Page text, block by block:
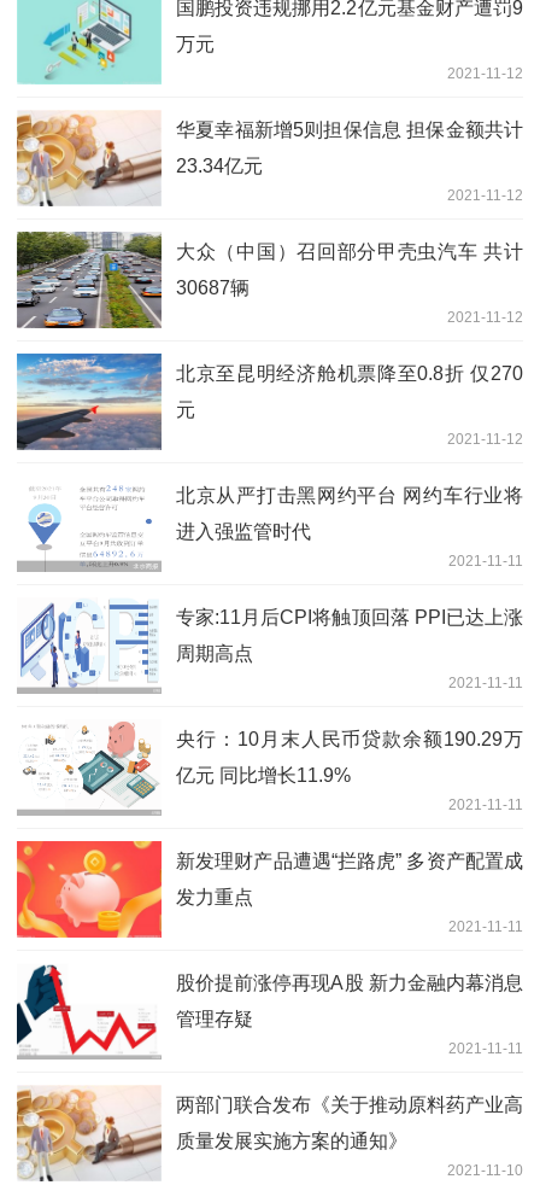
国鹏投资违规挪用2.2亿元基金财产遭罚9
万元
2021-11-12
华夏幸福新增5则担保信息 担保金额共计
23.34亿元
2021-11-12
大众（中国）召回部分甲壳虫汽车 共计
30687辆
2021-11-12
北京至昆明经济舱机票降至0.8折 仅270
元
2021-11-12
北京从严打击黑网约平台 网约车行业将
进入强监管时代
2021-11-11
专家:11月后CPI将触顶回落 PPI已达上涨
周期高点
2021-11-11
央行：10月末人民币贷款余额190.29万
亿元 同比增长11.9%
2021-11-11
新发理财产品遭遇“拦路虎” 多资产配置成
发力重点
2021-11-11
股价提前涨停再现A股 新力金融内幕消息
管理存疑
2021-11-11
两部门联合发布《关于推动原料药产业高
质量发展实施方案的通知》
2021-11-10